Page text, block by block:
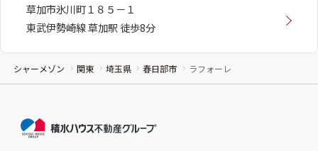
草加市氷川町１８５－１
東武伊勢崎線 草加駅 徒歩8分
シャーメゾン 関東 埼玉県 春日部市 ラフォーレ